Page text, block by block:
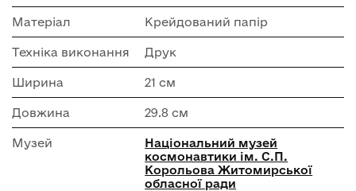
Матеріал Крейдований папір
Техніка виконання Друк
Ширина 21 см
Довжина 29.8 см
Музей
Національний музей
космонавтики ім. С.П.
Корольова Житомирської
обласної ради